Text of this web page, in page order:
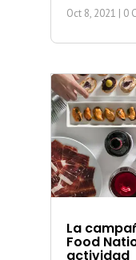
Oct 8, 2021 | 0
La
Food
actividad